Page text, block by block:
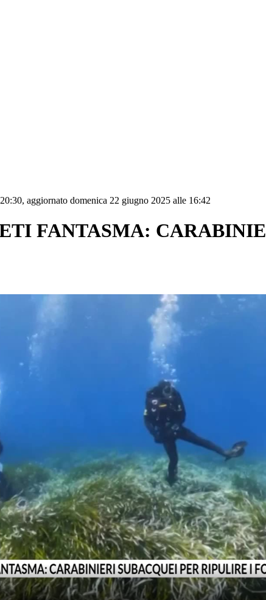
aggiornato domenica 22 giugno 2025 alle 16:42
FANTASMA: